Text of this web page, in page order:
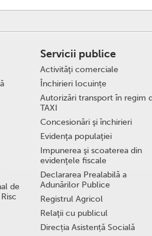
de
Servicii publice
Activităţi comerciale
Închirieri locuințe
Autorizări transport în regim
TAXI
Concesionări şi închirieri
Evidenţa populaţiei
Impunerea şi scoaterea din
evidenţele fiscale
Declararea Prealabilă a
Adunărilor Publice
Registrul Agricol
Relaţii cu publicul
Direcția Asistență Socială